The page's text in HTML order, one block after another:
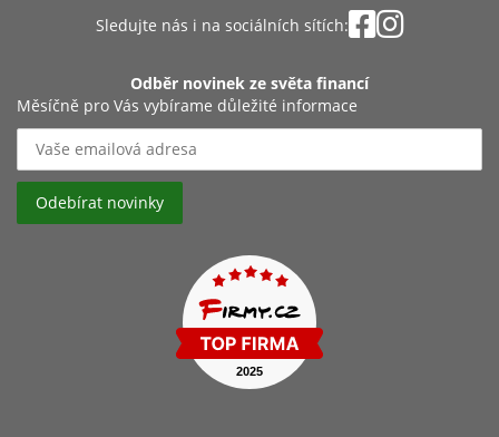
Sledujte nás i na sociálních sítích:
Odběr novinek ze světa financí
Měsíčně pro Vás vybírame důležité informace